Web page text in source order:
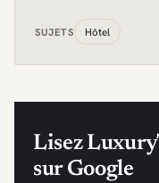
SUJETS Hôtel
Lisez
sur Google